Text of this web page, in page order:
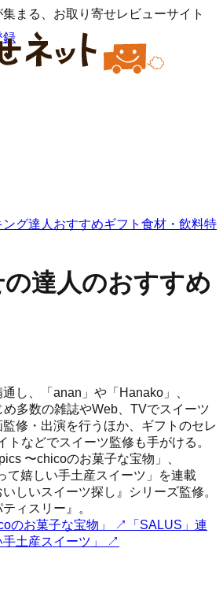
まる、お取り寄せレビューサイト
録
ング達人おすすめギフト 食材・飲料特
達人のおすすめ
し、「anan」や「Hanako」、
め多数の雑誌やWeb、TVでスイーツ
修・出演を行うほか、ギフトのセレ
トなどでスイーツ監修も手がける。
〜chicoのお菓子な宝物」、
て嬉しい手土産スイーツ」を連載
しいスイーツ探し』シリーズ監修。
ィスリー』。
のお菓子な宝物」
↗
「SALUS」連
土産スイーツ」
↗